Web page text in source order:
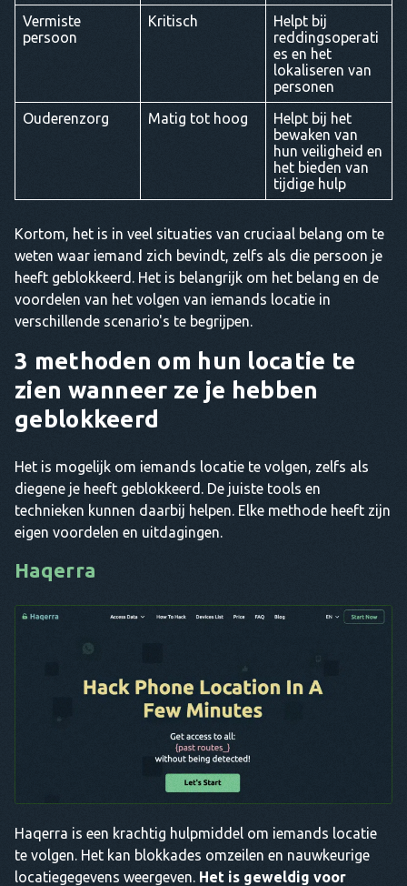
Vermiste
persoon
Kritisch
Helpt bij
reddingsoperati
es en het
lokaliseren van
personen
Ouderenzorg
Matig tot hoog
Helpt bij het
bewaken van
hun veiligheid en
het bieden van
tijdige hulp
Kortom, het is in veel situaties van cruciaal belang om te
weten waar iemand zich bevindt, zelfs als die persoon je
heeft geblokkeerd. Het is belangrijk om het belang en de
voordelen van het volgen van iemands locatie in
verschillende scenario's te begrijpen.
3 methoden om hun locatie te
zien wanneer ze je hebben
geblokkeerd
Het is mogelijk om iemands locatie te volgen, zelfs als
diegene je heeft geblokkeerd. De juiste tools en
technieken kunnen daarbij helpen. Elke methode heeft zijn
eigen voordelen en uitdagingen.
Haqerra
Haqerra is een krachtig hulpmiddel om iemands locatie
te volgen. Het kan blokkades omzeilen en nauwkeurige
locatiegegevens weergeven. Het is geweldig voor